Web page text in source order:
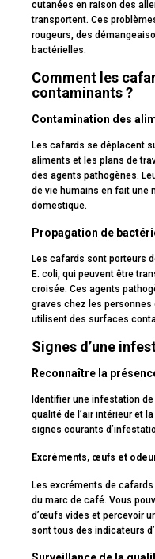
cutanées en raison des
transportent. Ces
rougeurs, des
bactérielles.
Comment les
contaminants ?
Contamination des
Les cafards se déplacent
aliments et les plans de
des agents pathogènes.
de vie humains en fait une
domestique.
Propagation de
Les cafards sont porteurs
E. coli, qui peuvent être
croisée. Ces agents
graves chez les
utilisent des surfaces
Signes d’une
Reconnaître la
Identifier une infestation
qualité de l’air intérieur et
signes courants
Excréments, œufs et
Les excréments de
du marc de café. Vous
d’œufs vides et percevoir
sont tous des indicateurs